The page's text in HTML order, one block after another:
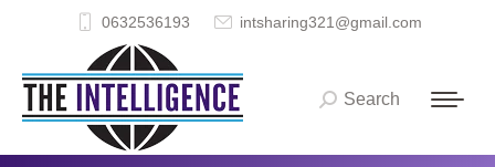
0632536193 intsharing321@gmail.com
Search:
Search